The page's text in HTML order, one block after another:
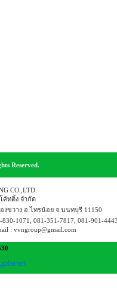
Reserved.
CO.,LTD.
ค้ทติ้ง จำกัด
ขวาง อ.ไทรน้อย จ.นนทบุรี 11150
1071, 081-351-7817, 081-901-
: vvngroup@gmail.com